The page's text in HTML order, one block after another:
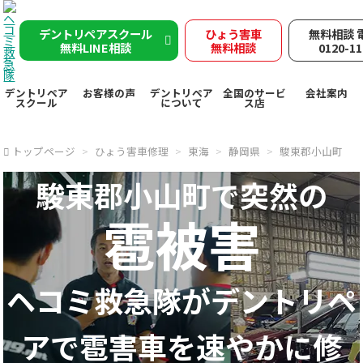
デントリペアスクール
無料LINE相談
ひょう害車
無料相談
無料相談
0120-
デントリペア
スクール
お客様の声 デントリペア
について
全国のサービ
ス店
会社案内
トップページ ひょう害車修理 東海 静岡県 駿東郡小山町
駿東郡小山町で突然の
雹被害
ヘコミ救急隊がデントリペ
アで雹害車を速やかに修